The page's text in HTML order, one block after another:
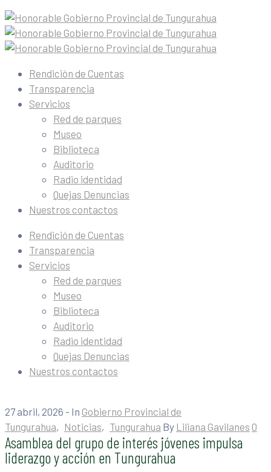
Rendición de Cuentas
Transparencia
Servicios
Red de parques
Museo
Biblioteca
Auditorio
Radio identidad
Quejas Denuncias
Nuestros contactos
Rendición de Cuentas
Transparencia
Servicios
Red de parques
Museo
Biblioteca
Auditorio
Radio identidad
Quejas Denuncias
Nuestros contactos
27 abril, 2026 - In Gobierno Provincial de
Tungurahua‚ Noticias‚ Tungurahua By Liliana Gavilanes 0
Asamblea del grupo de interés jóvenes impulsa
liderazgo y acción en Tungurahua